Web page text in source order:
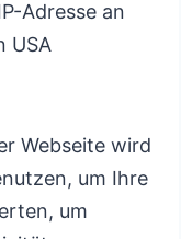
Adresse an
USA
Webseite wird
um Ihre
um